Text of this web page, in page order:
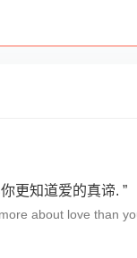
更知道爱的真谛. ”
about love than